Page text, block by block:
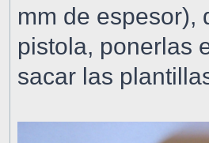
mm de espesor),
pistola, ponerlas
sacar las